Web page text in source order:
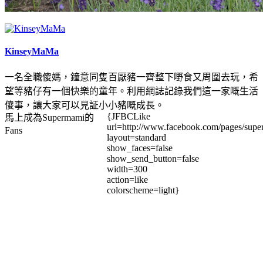
KinseyMaMa
一名全職傻媽，鐘意同隻百厭豬一齊整下嘢食又周圍去玩，希
望等豬仔有一個快樂的童年。利用網誌記錄我們這一家嘅生活
傻事，讓大家可以見証小小豬嘅成長。
馬上成為Supermami的
Fans
{JFBCLike
url=http://www.facebook.com/pages/
layout=standard
show_faces=false
show_send_button=false
width=300
action=like
colorscheme=light}